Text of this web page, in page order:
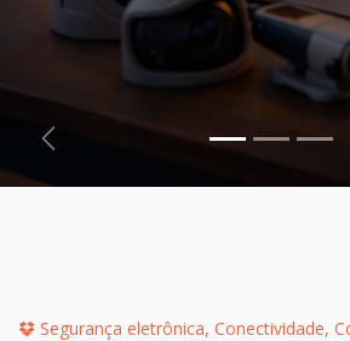
Anterior
Segurança eletrônica, Conectividade,